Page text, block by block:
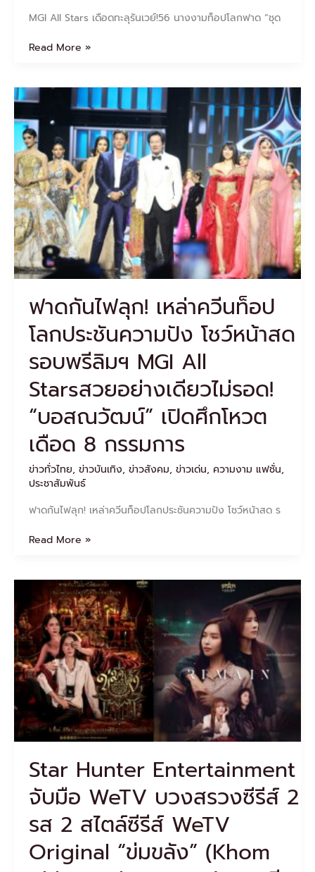
MGI All Stars เดือดทะลุรันเวย์!56 นางงามท็อปโลกฟาด “ชุด
Read More »
ฟาดกันไฟลุก! เหล่าควีนท็อป
โลกประชันความปัง โชว์หน้าสด
รอบพรีลิมฯ MGI All
Starsสวยอย่างเดียวไม่รอด!
“บอสณวัฒน์” เปิดศึกโหวต
เดือด 8 กรรมการ
ข่าวทั่วไทย, ข่าวบันเทิง, ข่าวสังคม, ข่าวเด่น, ความงาม แฟชั่น,
ประชาสัมพันธ์
ฟาดกันไฟลุก! เหล่าควีนท็อปโลกประชันความปัง โชว์หน้าสด ร
ฟาด
ไฟ
ลุก!
เห
ล่า
ควีน
ท็อป
โลก
ประชัน
ความ
ปัง
โชว์
สด
รอบ
พรี
ลิมฯ
MGI
Starsสวย
อย่าง
เดียว
รอด!
“บอส
ณ
เปิด
โหวต
กรรมการ
Read More »
Star Hunter Entertainment
จับมือ WeTV บวงสรวงซีรีส์ 2
รส 2 สไตล์ซีรีส์ WeTV
Original “ข่มขลัง” (Khom
Hunter
Entertainment
จับ
มือ
WeTV
บวงสรวง
รีส์
2
รส
สไตล์
ซี
รีส์
WeTV
Original
ขลัง”
(Khom